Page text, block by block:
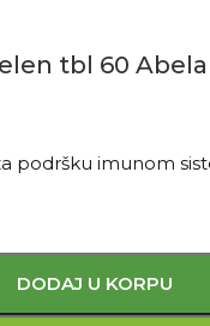
tbl 60
podršku imunom
DODAJ U KORPU